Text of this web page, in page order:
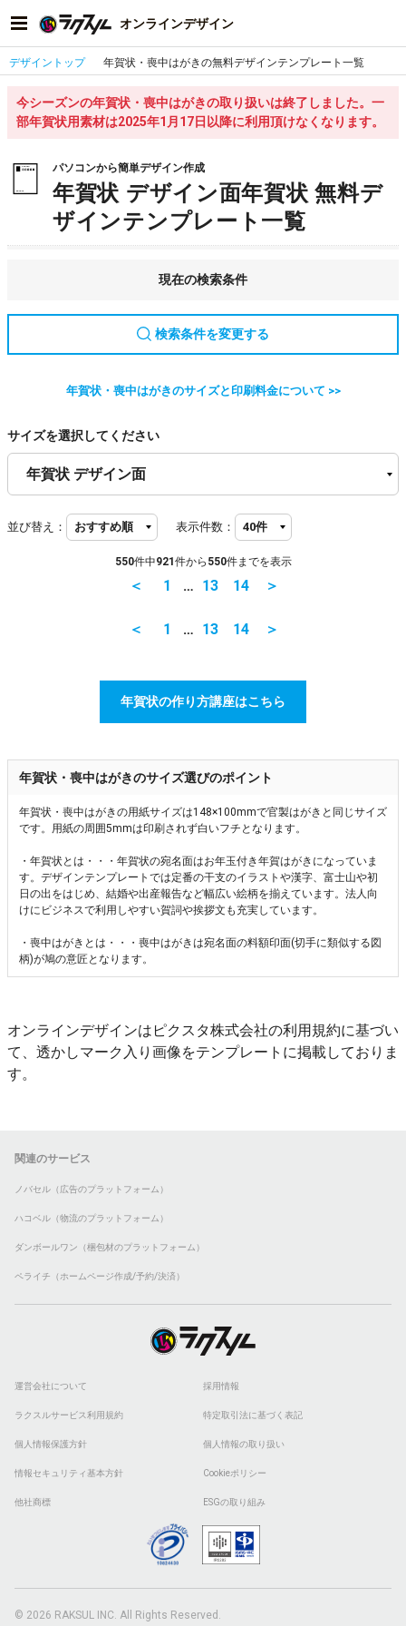
オンラインデザイン
デザイントップ 年賀状・喪中はがきの無料デザインテンプレート一覧
今シーズンの年賀状・喪中はがきの取り扱いは終了しました。一
部年賀状用素材は2025年1月17日以降に利用頂けなくなります。
パソコンから簡単デザイン作成
年賀状 デザイン面年賀状 無料デ
ザインテンプレート一覧
現在の検索条件
検索条件を変更する
年賀状・喪中はがきのサイズと印刷料金について >>
サイズを選択してください
並び替え： 表示件数：
550件中921 件から 550件までを表示
＜ 1 … 13 14 ＞
＜ 1 … 13 14 ＞
年賀状の作り方講座はこちら
年賀状・喪中はがきのサイズ選びのポイント
年賀状・喪中はがきの用紙サイズは148×100mmで官製はがきと同じサイズ
です。用紙の周囲5mmは印刷されず白いフチとなります。
・年賀状とは・・・年賀状の宛名面はお年玉付き年賀はがきになっていま
す。デザインテンプレートでは定番の干支のイラストや漢字、富士山や初
日の出をはじめ、結婚や出産報告など幅広い絵柄を揃えています。法人向
けにビジネスで利用しやすい賀詞や挨拶文も充実しています。
・喪中はがきとは・・・喪中はがきは宛名面の料額印面(切手に類似する図
柄)が鳩の意匠となります。
オンラインデザインはピクスタ株式会社の利用規約に基づい
て、透かしマーク入り画像をテンプレートに掲載しておりま
す。
関連のサービス
ノバセル（広告のプラットフォーム）
ハコベル（物流のプラットフォーム）
ダンボールワン（梱包材のプラットフォーム）
ペライチ（ホームページ作成/予約/決済）
運営会社について 採用情報
ラクスルサービス利用規約 特定取引法に基づく表記
個人情報保護方針 個人情報の取り扱い
情報セキュリティ基本方針 Cookieポリシー
他社商標 ESGの取り組み
© 2026 RAKSUL INC. All Rights Reserved.